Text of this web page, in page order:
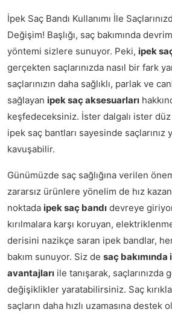
İpek Saç Bandı Kullanımı İle
Değişim! Başlığı, saç bakımında
yöntemi sizlere sunuyor. Peki, ipek
gerçekten saçlarınızda nasıl bir fark
saçlarınızın daha sağlıklı, parlak ve
sağlayan ipek saç aksesuarları
keşfedeceksiniz. İster dalgalı ister
ipek saç bantları sayesinde
kavuşabilir.
Günümüzde saç sağlığına verilen
zararsız ürünlere yönelim de hız
noktada ipek saç bandı devreye
kırılmalara karşı koruyan,
derisini nazikçe saran ipek bandlar,
bakım sunuyor. Siz de saç bakımında
avantajları ile tanışarak, saçlarınızda
değişiklikler yaratabilirsiniz. Saç
saçların daha hızlı uzamasına destek